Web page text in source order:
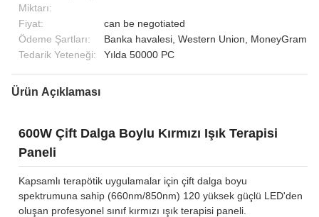
Miktarı:
Fiyat:
can be negotiated
Ödeme Şartları:
Banka havalesi, Western Union, MoneyGram
Tedarik Yeteneği:
Yılda 50000 PC
Ürün Açıklaması
600W Çift Dalga Boylu Kırmızı Işık Terapisi
Paneli
Kapsamlı terapötik uygulamalar için çift dalga boyu
spektrumuna sahip (660nm/850nm) 120 yüksek güçlü LED'den
oluşan profesyonel sınıf kırmızı ışık terapisi paneli.